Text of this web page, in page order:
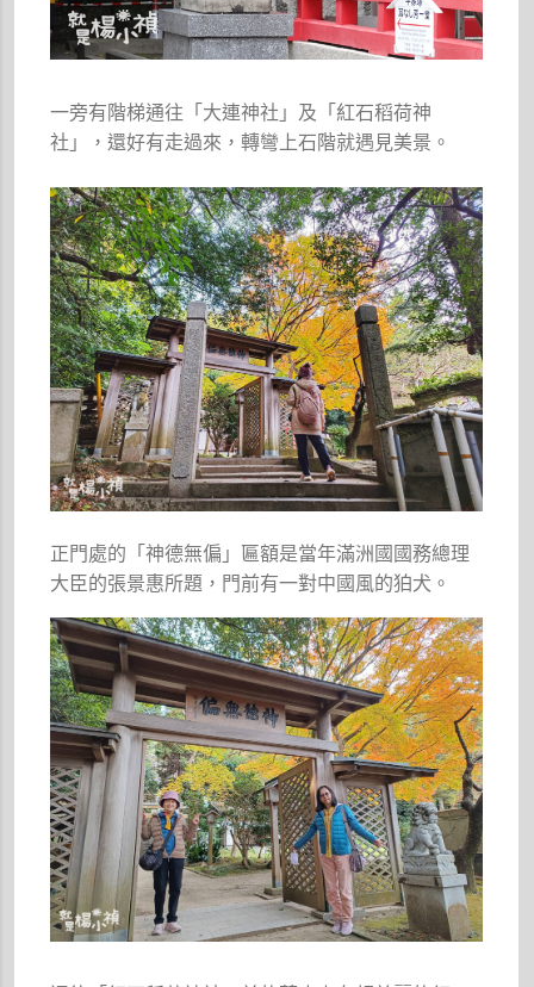
一旁有階梯通往「大連神社」及「紅石稻荷神
社」，還好有走過來，轉彎上石階就遇見美景。
正門處的「神德無偏」匾額是當年滿洲國國務總理
大臣的張景惠所題，門前有一對中國風的狛犬。